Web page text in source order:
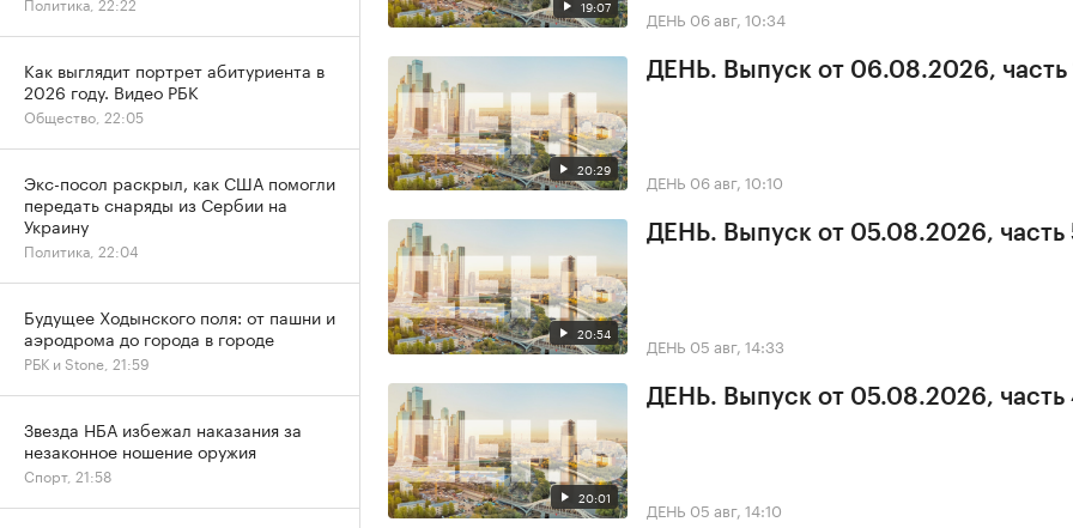
19:07 ДЕНЬ 06 авг, 10:34
20:29
ДЕНЬ. Выпуск от 06.08.2026, часть
ДЕНЬ 06 авг, 10:10
20:54
ДЕНЬ. Выпуск от 05.08.2026, часть
ДЕНЬ 05 авг, 14:33
20:01
ДЕНЬ. Выпуск от 05.08.2026, часть
ДЕНЬ 05 авг, 14:10
Как выглядит портрет абитуриента в
2026 году. Видео РБК
Общество, 22:05
Экс-посол раскрыл, как США помогли
передать снаряды из Сербии на
Украину
Политика, 22:04
Будущее Ходынского поля: от пашни и
аэродрома до города в городе
РБК и Stone, 21:59
Звезда НБА избежал наказания за
незаконное ношение оружия
Спорт, 21:58